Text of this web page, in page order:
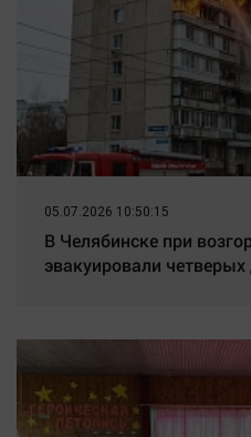
05.07.2026 10:50:15
В Челябинске при
эвакуировали четверых